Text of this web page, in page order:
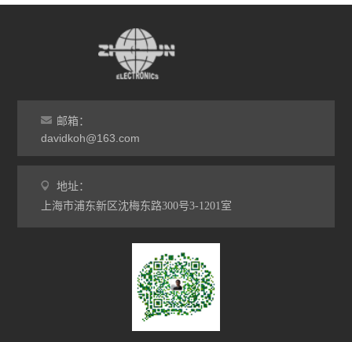
邮箱：
davidkoh@163.com
地址：
上海市浦东新区沈梅东路300号3-1201室